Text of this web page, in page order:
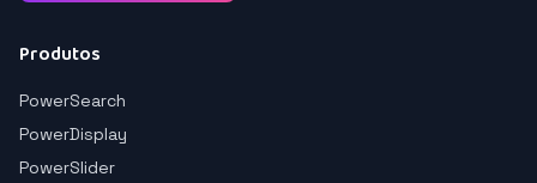
Produtos
PowerSearch
PowerDisplay
PowerSlider